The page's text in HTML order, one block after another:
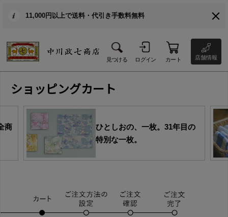
11,000円以上で送料・代引き手数料無料
見つける ログイン カート 店舗情報
ショッピングカート
商
ひとしおの、一枚。31年目の
特別な一枚。